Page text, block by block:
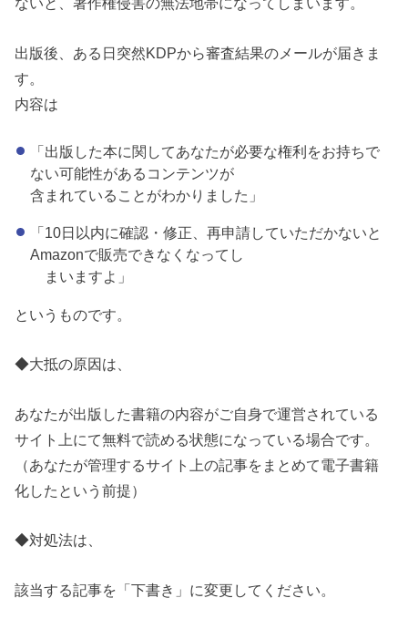
出版後、ある日突然KDPから審査結果のメールが届きま
す。
内容は
「出版した本に関してあなたが必要な権利をお持ちで
ない可能性があるコンテンツが
含まれていることがわかりました」
「10日以内に確認・修正、再申請していただかないと
Amazonで販売できなくなってし
まいますよ」
というものです。
◆大抵の原因は、
あなたが出版した書籍の内容がご自身で運営されている
サイト上にて無料で読める状態になっている場合です。
（あなたが管理するサイト上の記事をまとめて電子書籍
化したという前提）
◆対処法は、
該当する記事を「下書き」に変更してください。